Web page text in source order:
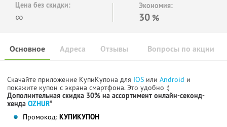
Цена без скидки:
∞
Экономия:
30 %
Основное Отзывы Вопросы по акции
Адреса
Скачайте приложение КупиКупона для IOS или Android и
покажите купон с экрана смартфона. Это удобно :)
Дополнительная скидка 30% на ассортимент онлайн-секонд-
хенда OZHUR*
Промокод: КУПИКУПОН